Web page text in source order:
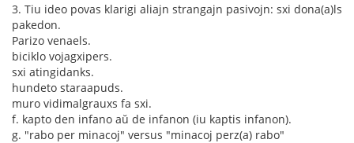
3. Tiu ideo povas klarigi aliajn strangajn pasivojn: sxi dona(a)ls
pakedon.
Parizo venaels.
biciklo vojagxipers.
sxi atingidanks.
hundeto staraapuds.
muro vidimalgrauxs fa sxi.
f. kapto den infano aŭ de infanon (iu kaptis infanon).
g. "rabo per minacoj" versus "minacoj perz(a) rabo"